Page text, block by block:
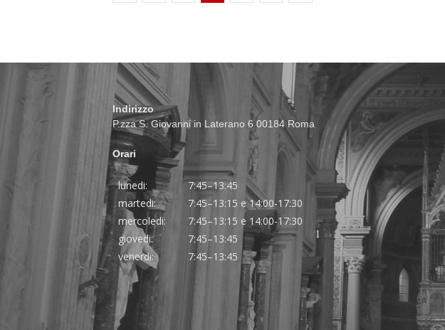
Indirizzo
P.zza S. Giovanni in Laterano 6 00184 Roma
Orari
lunedi:
7:45–13:45
martedi:
7:45–13:15 e 14:00-17:30
mercoledi:
7:45–13:15 e 14:00-17:30
giovedi:
7:45–13:45
venerdi:
7:45–13:45